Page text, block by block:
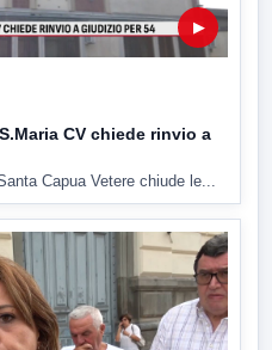
▶
CV chiede rinvio a
Capua Vetere chiude le...